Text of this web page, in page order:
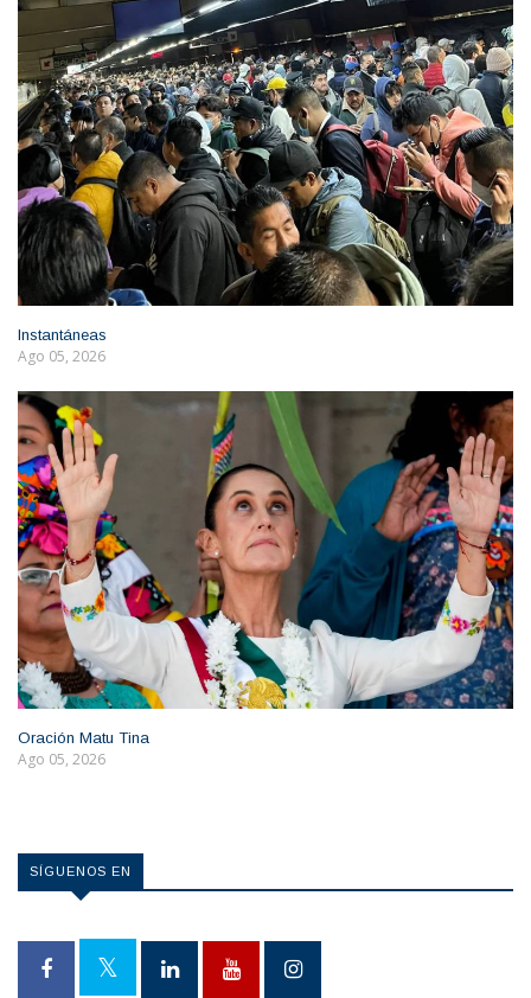
Instantáneas
Ago 05, 2026
Oración Matu Tina
Ago 05, 2026
SÍGUENOS EN